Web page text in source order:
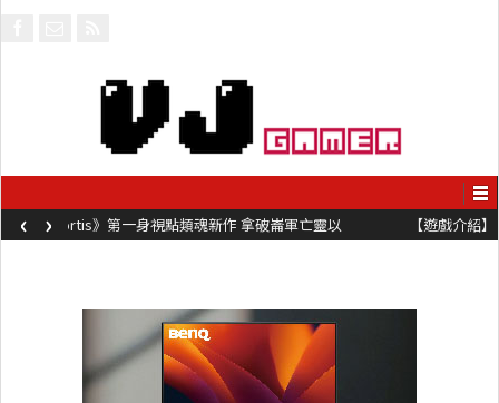
【遊戲介紹】《Steel Maiden 鋼鐵少女》快節奏肉鴿砍殺遊戲 只靠
兩鍵操作動作極致流暢試玩上架中
‹ ›